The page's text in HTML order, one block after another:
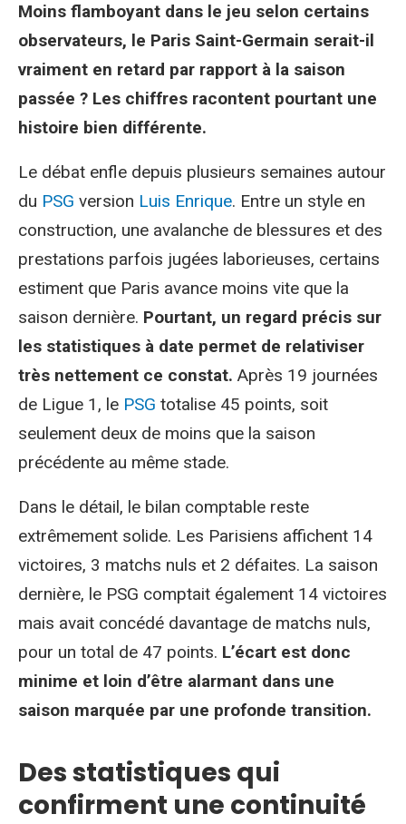
Moins flamboyant dans le jeu selon certains
observateurs, le Paris Saint-Germain serait-il
vraiment en retard par rapport à la saison
passée ? Les chiffres racontent pourtant une
histoire bien différente.
Le débat enfle depuis plusieurs semaines autour
du PSG version Luis Enrique. Entre un style en
construction, une avalanche de blessures et des
prestations parfois jugées laborieuses, certains
estiment que Paris avance moins vite que la
saison dernière. Pourtant, un regard précis sur
les statistiques à date permet de relativiser
très nettement ce constat. Après 19 journées
de Ligue 1, le PSG totalise 45 points, soit
seulement deux de moins que la saison
précédente au même stade.
Dans le détail, le bilan comptable reste
extrêmement solide. Les Parisiens affichent 14
victoires, 3 matchs nuls et 2 défaites. La saison
dernière, le PSG comptait également 14 victoires
mais avait concédé davantage de matchs nuls,
pour un total de 47 points. L’écart est donc
minime et loin d’être alarmant dans une
saison marquée par une profonde transition.
Des statistiques qui
confirment une continuité